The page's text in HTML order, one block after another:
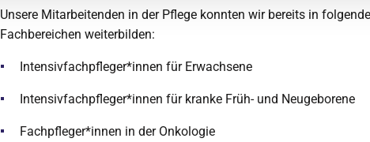
Unsere Mitarbeitenden in der Pflege konnten wir bereits in
Fachbereichen weiterbilden:
Intensivfachpfleger*innen für Erwachsene
Intensivfachpfleger*innen für kranke Früh- und Neugeborene
Fachpfleger*innen in der Onkologie